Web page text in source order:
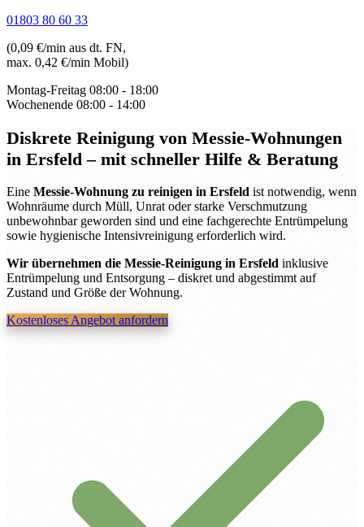
01803 80 60 33
(0,09 €/min aus dt. FN,
max. 0,42 €/min Mobil)
Montag-Freitag 08:00 - 18:00
Wochenende 08:00 - 14:00
Diskrete Reinigung von Messie-Wohnungen
in Ersfeld– mit schneller Hilfe & Beratung
Eine Messie-Wohnung zu reinigen in Ersfeld ist notwendig, wenn
Wohnräume durch Müll, Unrat oder starke Verschmutzung
unbewohnbar geworden sind und eine fachgerechte Entrümpelung
sowie hygienische Intensivreinigung erforderlich wird.
Wir übernehmen die Messie-Reinigung in Ersfeld inklusive
Entrümpelung und Entsorgung – diskret und abgestimmt auf
Zustand und Größe der Wohnung.
Kostenloses Angebot anfordern